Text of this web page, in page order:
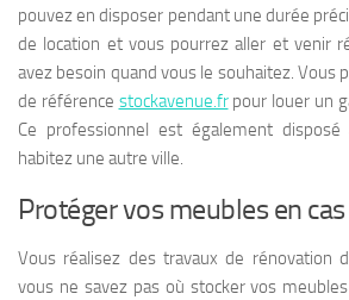
pouvez en disposer pendant une durée
de location et vous pourrez aller et venir
avez besoin quand vous le souhaitez. Vous
de référence stockavenue.frpour louer un
Ce professionnel est également
habitez une autre ville.
Protéger vos meubles en
Vous réalisez des travaux de rénovation
vous ne savez pas où stocker vos